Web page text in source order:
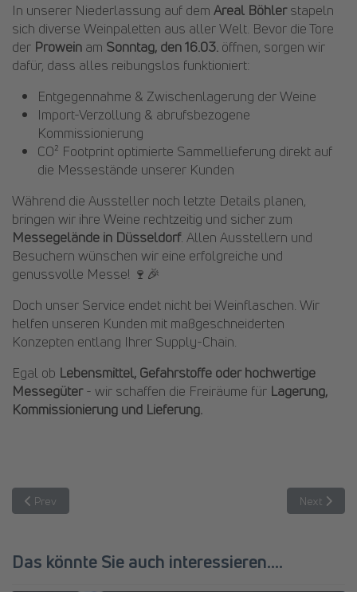
In unserer Niederlassung auf dem Areal Böhlerstapeln
sich diverse Weinpaletten aus aller Welt. Bevor die Tore
der Prowein am Sonntag, den 16.03. öffnen, sorgen wir
dafür, dass alles reibungslos funktioniert:
Entgegennahme & Zwischenlagerung der Weine
Import-Verzollung & abrufsbezogene
Kommissionierung
CO² Footprint optimierte Sammellieferung direkt auf
die Messestände unserer Kunden
Während die Aussteller noch letzte Details planen,
bringen wir ihre Weine rechtzeitig und sicher zum
Messegelände in Düsseldorf. Allen Ausstellern und
Besuchern wünschen wir eine erfolgreiche und
genussvolle Messe! 🍷🎉
Doch unser Service endet nicht bei Weinflaschen. Wir
helfen unseren Kunden mit maßgeschneiderten
Konzepten entlang Ihrer Supply-Chain.
Egal ob Lebensmittel, Gefahrstoffe oder hochwertige
Messegüter- wir schaffen die Freiräume für Lagerung,
Kommissionierung und Lieferung.
Previous article: Logistikangebot: Mit CRETSCHMAR entspannt
Prev Next
Next
Das könnte Sie auch interessieren....